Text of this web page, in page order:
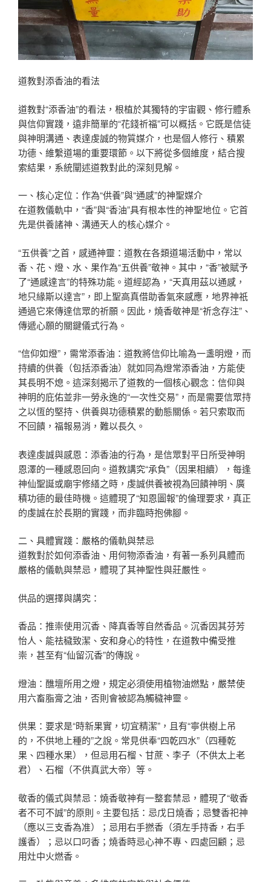
道教對添香油的看法
道教對“添香油”的看法，根植於其獨特的宇宙觀、修行體系
與信仰實踐，遠非簡單的“花錢祈福”可以概括。它既是信徒
與神明溝通、表達虔誠的物質媒介，也是個人修行、積累
功德、維繫道場的重要環節。以下將從多個維度，結合搜
索結果，系統闡述道教對此的深刻見解。
一、核心定位：作為“供養”與“通感”的神聖媒介
在道教儀軌中，“香”與“香油”具有根本性的神聖地位。它首
先是供養諸神、溝通天人的核心媒介。
“五供養”之首，感通神靈：道教在各類道場活動中，常以
香、花、燈、水、果作為“五供養”敬神。其中，“香”被賦予
了“通感達言”的特殊功能。道經認為，“天真用茲以通感，
地只緣斯以達言”，即上聖高真借助香氣來感應，地界神祇
通過它來傳達信眾的祈願。因此，燒香敬神是“祈念存注”、
傳遞心願的關鍵儀式行為。
“信仰如燈”，需常添香油：道教將信仰比喻為一盞明燈，而
持續的供養（包括添香油）就如同為燈常添香油，方能使
其長明不熄。這深刻揭示了道教的一個核心觀念：信仰與
神明的庇佑並非一勞永逸的“一次性交易”，而是需要信眾持
之以恆的堅持、供養與功德積累的動態關係。若只索取而
不回饋，福報易消，難以長久。
表達虔誠與感恩：添香油的行為，是信眾對平日所受神明
恩澤的一種感恩回向。道教講究“承負”（因果相續），每逢
神仙聖誕或廟宇修繕之時，虔誠供養被視為回饋神明、廣
積功德的最佳時機。這體現了“知恩圖報”的倫理要求，真正
的虔誠在於長期的實踐，而非臨時抱佛腳。
二、具體實踐：嚴格的儀軌與禁忌
道教對於如何添香油、用何物添香油，有著一系列具體而
嚴格的儀軌與禁忌，體現了其神聖性與莊嚴性。
供品的選擇與講究：
香品：推崇使用沉香、降真香等自然香品。沉香因其芬芳
怡人、能祛穢致潔、安和身心的特性，在道教中備受推
崇，甚至有“仙留沉香”的傳說。
燈油：醮壇所用之燈，規定必須使用植物油燃點，嚴禁使
用六畜脂膏之油，否則會被認為觸穢神靈。
供果：要求是“時新果實，切宜精潔”，且有“寧供樹上吊
的，不供地上種的”之說。常見供奉“四乾四水”（四種乾
果、四種水果），但忌用石榴、甘蔗、李子（不供太上老
君）、石榴（不供真武大帝）等。
敬香的儀式與禁忌：燒香敬神有一整套禁忌，體現了“敬香
者不可不誠”的原則。主要包括：忌戊日燒香；忌雙香祀神
（應以三支香為准）；忌用右手撚香（須左手持香，右手
護香）；忌以口叼香；燒香時忌心神不專、四處回顧；忌
用灶中火燃香。